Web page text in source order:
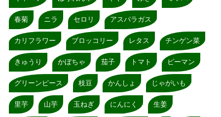
春菊 ニラ セロリ アスパラガス
カリフラワー ブロッコリー レタス チンゲン菜
きゅうり かぼちゃ 茄子 トマト ピーマン
グリーンピース 枝豆 かんしょ じゃがいも
里芋 山芋 玉ねぎ にんにく 生姜